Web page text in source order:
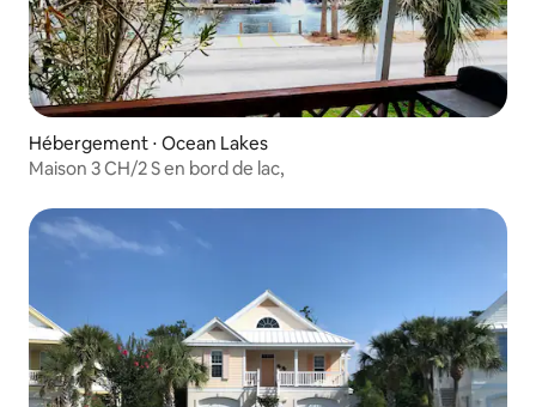
Hébergement ⋅ Ocean Lakes
Maison 3 CH/2 S en bord de lac,